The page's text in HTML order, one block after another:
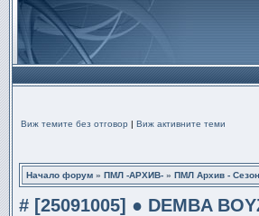
Виж темите без отговор | Виж активните теми
Начало форум » ПМЛ -АРХИВ- » ПМЛ Архив -
# [25091005] ● DEMBA